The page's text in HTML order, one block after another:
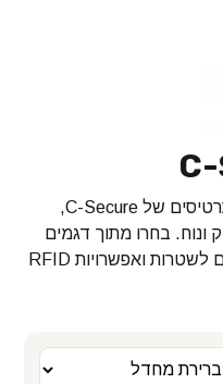
גלו את קולקציית הארנקים ומחזיקי הכרטיסים של C-Secure,
ונוח. בחרו מתוך דגמים
בשילוב עור, תאים למטבעות, קליפסים לשטרות ואפשרויות RFID